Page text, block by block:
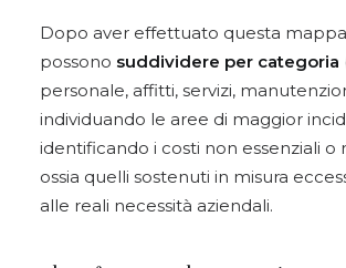
Dopo aver effettuato questa
possono suddividere per categoria
personale, affitti, servizi,
individuando le aree di maggior
identificando i costi non essenziali o
ossia quelli sostenuti in misura
alle reali necessità aziendali.